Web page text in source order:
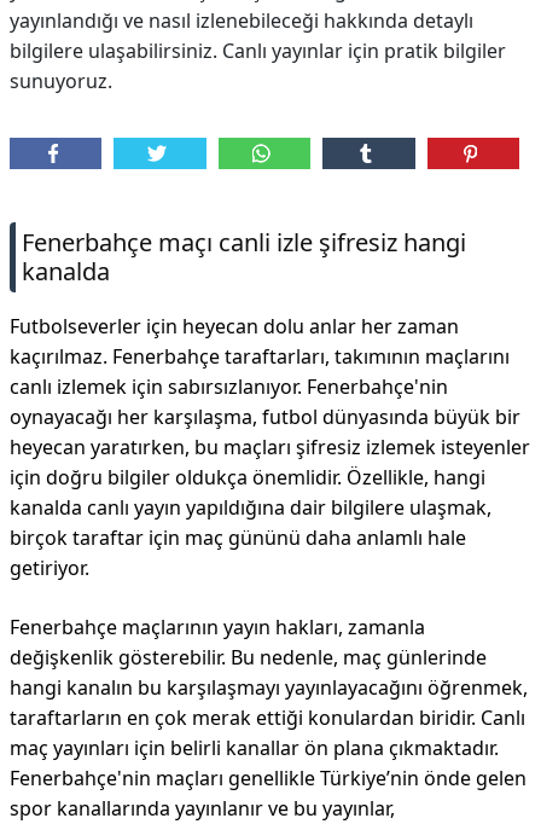
yayınlandığı ve nasıl izlenebileceği hakkında detaylı
bilgilere ulaşabilirsiniz. Canlı yayınlar için pratik bilgiler
sunuyoruz.
Fenerbahçe maçı canli izle şifresiz hangi
kanalda
Futbolseverler için heyecan dolu anlar her zaman
kaçırılmaz. Fenerbahçe taraftarları, takımının maçlarını
canlı izlemek için sabırsızlanıyor. Fenerbahçe'nin
oynayacağı her karşılaşma, futbol dünyasında büyük bir
heyecan yaratırken, bu maçları şifresiz izlemek isteyenler
için doğru bilgiler oldukça önemlidir. Özellikle, hangi
kanalda canlı yayın yapıldığına dair bilgilere ulaşmak,
birçok taraftar için maç gününü daha anlamlı hale
getiriyor.
Fenerbahçe maçlarının yayın hakları, zamanla
değişkenlik gösterebilir. Bu nedenle, maç günlerinde
hangi kanalın bu karşılaşmayı yayınlayacağını öğrenmek,
taraftarların en çok merak ettiği konulardan biridir. Canlı
maç yayınları için belirli kanallar ön plana çıkmaktadır.
Fenerbahçe'nin maçları genellikle Türkiye’nin önde gelen
spor kanallarında yayınlanır ve bu yayınlar,